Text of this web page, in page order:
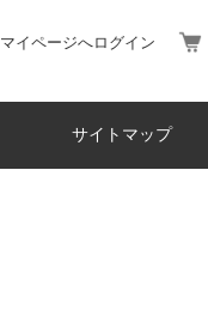
マイページへログイン
サイトマップ